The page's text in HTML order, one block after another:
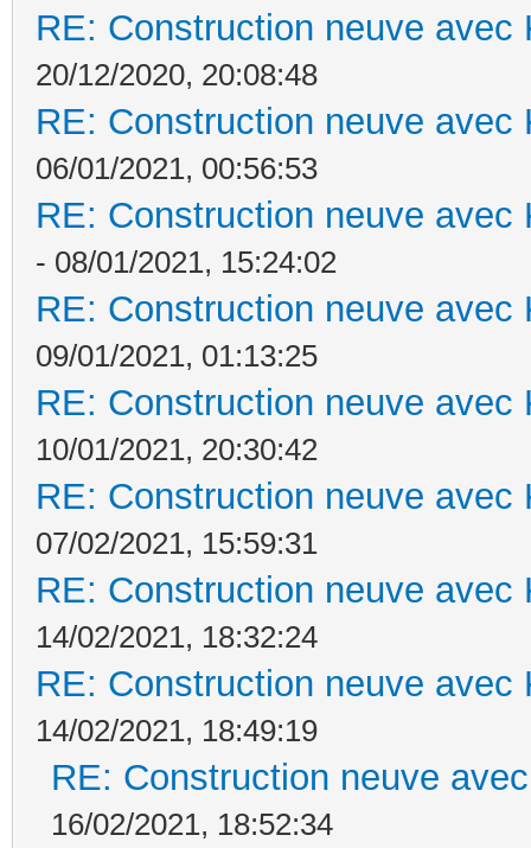
RE: Construction neuve avec
20/12/2020, 20:08:48
RE: Construction neuve avec
06/01/2021, 00:56:53
RE: Construction neuve avec
- 08/01/2021, 15:24:02
RE: Construction neuve avec
09/01/2021, 01:13:25
RE: Construction neuve avec
10/01/2021, 20:30:42
RE: Construction neuve avec
07/02/2021, 15:59:31
RE: Construction neuve avec
14/02/2021, 18:32:24
RE: Construction neuve avec
14/02/2021, 18:49:19
RE: Construction neuve
16/02/2021, 18:52:34